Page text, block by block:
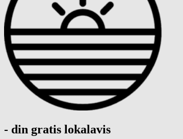
- din gratis lokalavis